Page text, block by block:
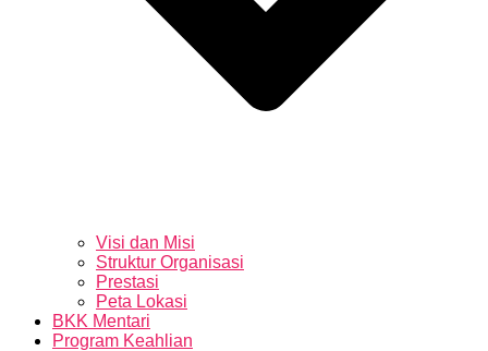
Visi dan Misi
Struktur Organisasi
Prestasi
Peta Lokasi
BKK Mentari
Program Keahlian